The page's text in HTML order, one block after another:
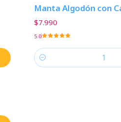
Manta Algodón con
$7.990
5.0
Cantidad